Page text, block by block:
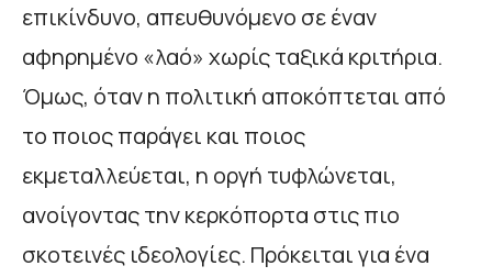
επικίνδυνο, απευθυνόμενο σε έναν
αφηρημένο «λαό» χωρίς ταξικά κριτήρια.
Όμως, όταν η πολιτική αποκόπτεται από
το ποιος παράγει και ποιος
εκμεταλλεύεται, η οργή τυφλώνεται,
ανοίγοντας την κερκόπορτα στις πιο
σκοτεινές ιδεολογίες. Πρόκειται για ένα